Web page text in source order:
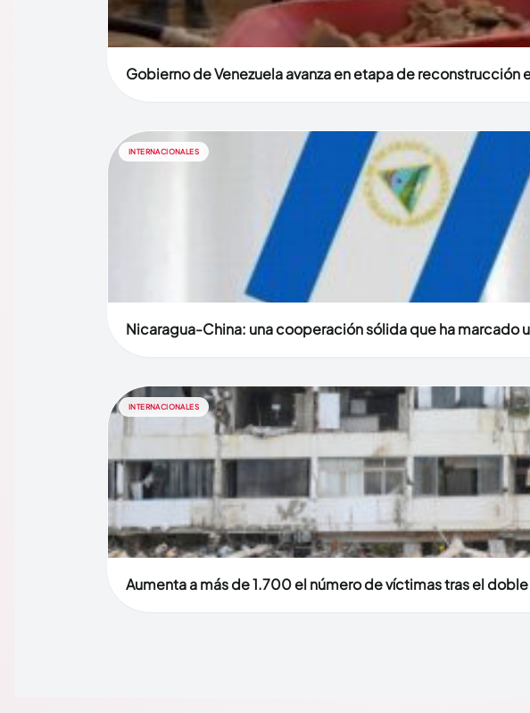
Gobierno de Venezuela avanza en etapa de reconstrucción
INTERNACIONALES
Nicaragua-China: una cooperación sólida que ha marcado
INTERNACIONALES
Aumenta a más de 1.700 el número de víctimas tras el